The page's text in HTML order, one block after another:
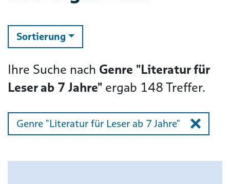
Sortierung ändern
Ihre Suche nach Genre "Literatur für
Leser ab 7 Jahre" ergab 148Treffer.
Genre "Literatur für Leser ab 7 Jahre"